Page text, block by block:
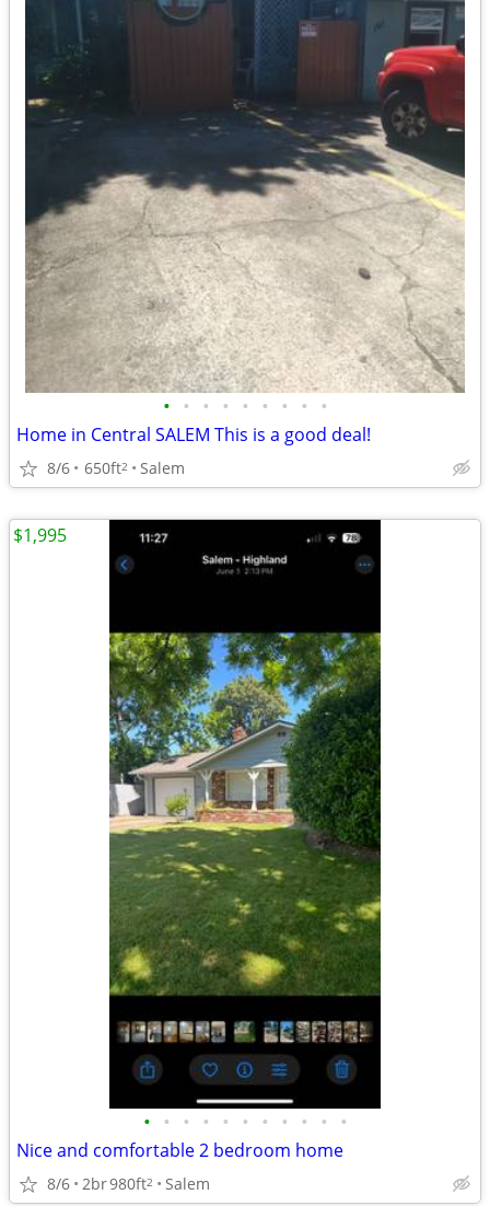
• • • • • • • • •
Home in Central SALEM This is a good deal!
8/6 650ft2 Salem
• • • • • • • • • • •
Nice and comfortable 2 bedroom home
8/6 2br980ft2 Salem
$1,995